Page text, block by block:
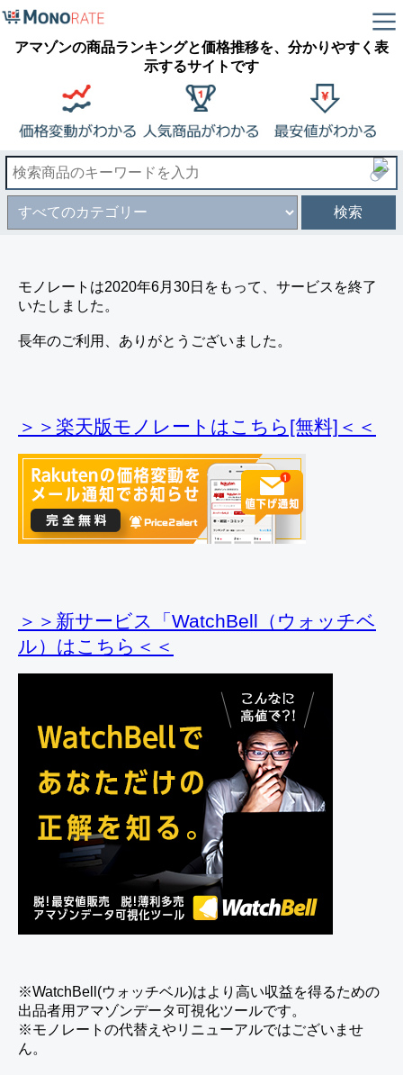
アマゾンの商品ランキングと価格推移を、分かりやすく表
示するサイトです
検索
モノレートは2020年6月30日をもって、サービスを終了
いたしました。
長年のご利用、ありがとうございました。
＞＞楽天版モノレートはこちら[無料]＜＜
＞＞新サービス「WatchBell（ウォッチベ
ル）はこちら＜＜
※WatchBell(ウォッチベル)はより高い収益を得るための
出品者用アマゾンデータ可視化ツールです。
※モノレートの代替えやリニューアルではございませ
ん。